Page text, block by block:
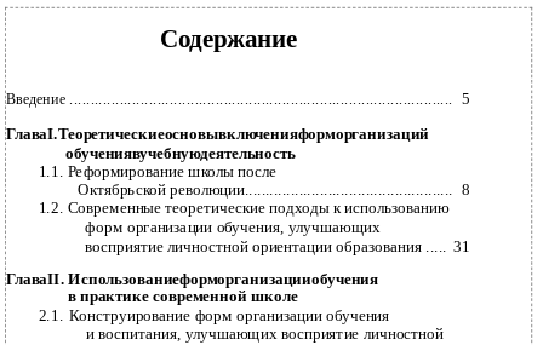
Содержание
Введение ............................................................................................ 5
ГлаваI.Теоретическиеосновывключенияформорганизаций
обучениявучебнуюдеятельность
1.1. Реформирование школы после
Октябрьской революции..................................................
8
1.2. Современные теоретические подходы к использованию
форм организации обучения, улучшающих
восприятие личностной ориентации образования ..... 31
ГлаваII. Использованиеформорганизацииобучения
в практике современной школе
2.1. Конструирование форм организации обучения
и воспитания, улучшающих восприятие личностной